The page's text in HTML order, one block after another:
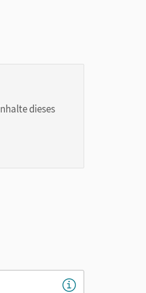
Schüler/-innen
dieses